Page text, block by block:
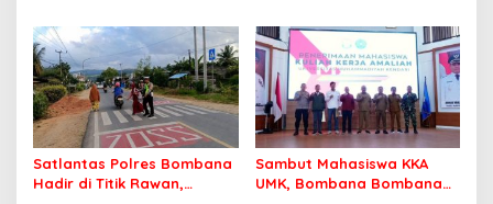
Korupsi Jembatan Cirauci II
Perlu Lagi ke Kendari
Satlantas Polres Bombana
Hadir di Titik Rawan,
Sambut Mahasiswa KKA
UMK, Bombana Bombana